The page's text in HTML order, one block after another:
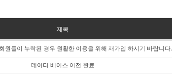
제목
원들이 누락된 경우 원활한 이용을 위해 재가입 하시기 바랍니다.
데이터 베이스 이전 완료